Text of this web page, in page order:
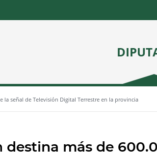
la señal de Televisión Digital Terrestre en la provincia
destina más de